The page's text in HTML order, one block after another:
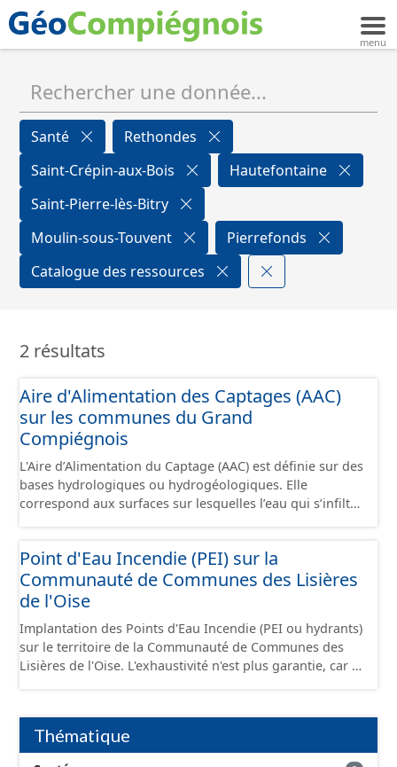
Santé
Rethondes
Saint-Crépin-aux-Bois
Hautefontaine
Saint-Pierre-lès-Bitry
Moulin-sous-Touvent
Pierrefonds
Catalogue des ressources
2 résultats
Aire d'Alimentation des Captages (AAC)
sur les communes du Grand
Compiégnois
L'Aire d’Alimentation du Captage (AAC) est définie sur des
bases hydrologiques ou hydrogéologiques. Elle
correspond aux surfaces sur lesquelles l’eau qui s’infiltre
correspond : - pour un ouvrage de prélèvement destiné
à l'eau potable en eau superficielle : au sous-bassin
versant situé en amont de la ou des prises d’eau
l'apport d'eau souterraine externe à ce bassin versant
(ex: nappe de socle ou nappe d'accompagnement des
cours d'eau), - pour un ouvrage de prélèvement destiné
la surface du sol qui contribuent à l’alimentation du
captage). Les notions d’« aire d’alimentation » et de «
Point d'Eau Incendie (PEI) sur la
Communauté de Communes des Lisières
de l'Oise
Implantation des Points d'Eau Incendie (PEI ou hydrants)
sur le territoire de la Communauté de Communes des
Lisières de l'Oise. L'exhaustivité n'est plus garantie, car il
2020.
Thématique